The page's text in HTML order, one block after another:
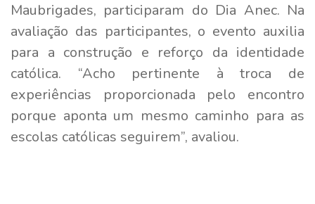
Maubrigades, participaram do Dia Anec. Na
avaliação das participantes, o evento auxilia
para a construção e reforço da identidade
católica. “Acho pertinente à troca de
experiências proporcionada pelo encontro
porque aponta um mesmo caminho para as
escolas católicas seguirem”, avaliou.